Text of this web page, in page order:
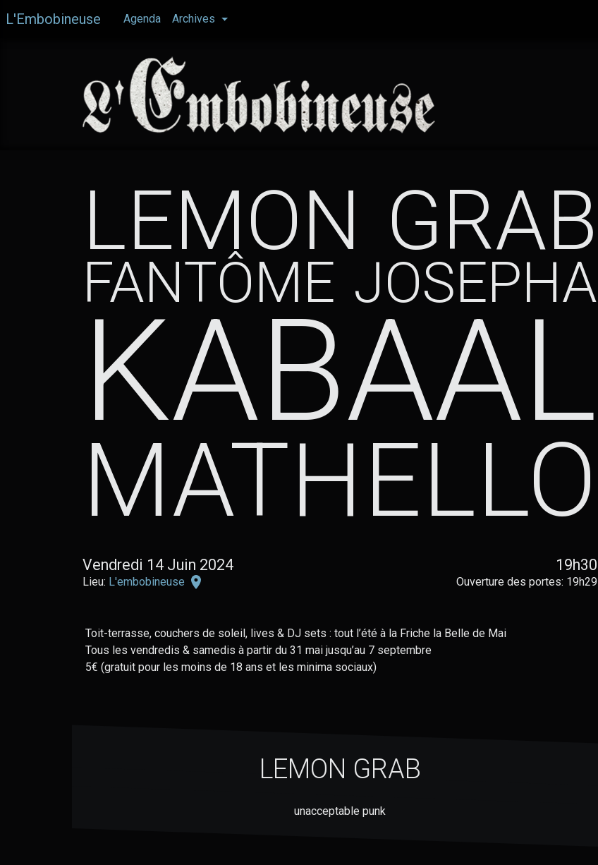
Aller
L'Embobineuse Agenda Archives
LEMON GRAB
FANTÔME JOSEPHA
KABAAL
MATHELLO
Vendredi 14 Juin 2024 19h30
Lieu: L'embobineuse
Maps
Ouverture des portes: 19h29
Toit-terrasse, couchers de soleil, lives & DJ sets : tout l’été à la Friche la Belle de Mai
Tous les vendredis & samedis à partir du 31 mai jusqu’au 7 septembre
5€ (gratuit pour les moins de 18 ans et les minima sociaux)
LEMON GRAB
unacceptable punk